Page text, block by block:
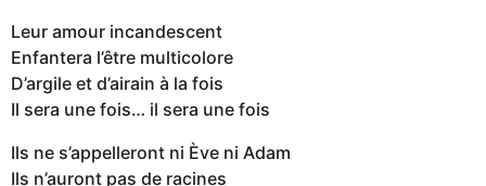
Leur amour incandescent
Enfantera l’être multicolore
D’argile et d’airain à la fois
Il sera une fois… il sera une fois
Ils ne s’appelleront ni Ève ni Adam
Ils n’auront pas de racines